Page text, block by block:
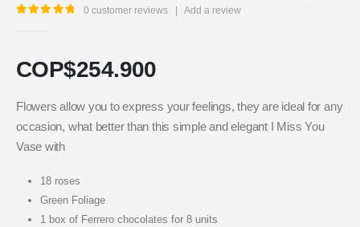
0 customer reviews Add a review
COP$254.900
Flowers allow you to express your feelings, they are ideal for any
occasion, what better than this simple and elegant I Miss You
Vase with
18 roses
Green Foliage
1 box of Ferrero chocolates for 8 units